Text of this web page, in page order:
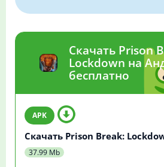
Скачать Prison
Lockdown на
бесплатно
Скачать Prison Break:
37.99 Mb